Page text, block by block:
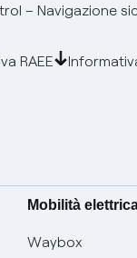
– Navigazione
RAEE
Mobilità
Waybox